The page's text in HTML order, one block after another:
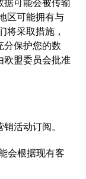
区可能拥有与
将采取措施，
分保护您的数
欧盟委员会批准
活动订阅。
会根据现有客